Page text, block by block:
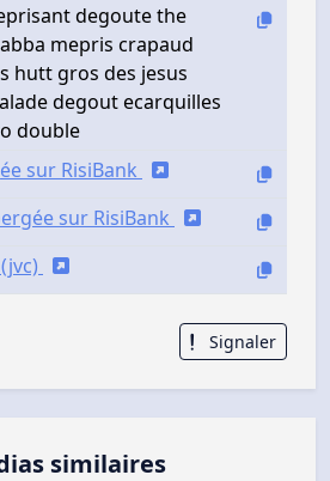
degoute the
mepris crapaud
hutt gros des jesus
degout ecarquilles
double
sur RisiBank
sur RisiBank
Signaler
similaires